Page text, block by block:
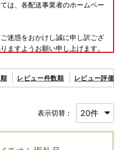
は、各配送事業者のホームペー
迷惑をおかけし誠に申し訳ござ
ますようお願い申し上げます。
16日（日）まで
レビュー件数順 レビュー評価順
表示切替：